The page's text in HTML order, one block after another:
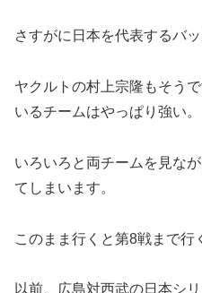
さすがに日本を代表するバッ
ヤクルトの村上宗隆もそう
いるチームはやっぱり強い。
いろいろと両チームを見な
てしまいます。
このまま行くと第8戦まで行
以前、広島対西武の日本シ